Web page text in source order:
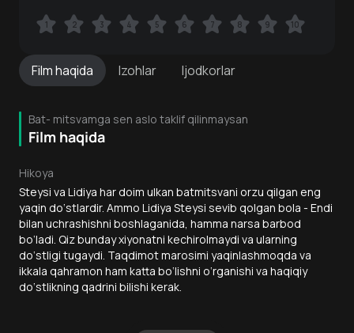
Filmhaqida Izohlar Ijodkorlar
Bat- mitsvamga sen aslo taklif qilinmaysan
Film haqida
Hikoya
Steysi va Lidiya har doim ulkan batmitsvani orzu qilgan eng
yaqin do‘stlardir. Ammo Lidiya Steysi sevib qolgan bola - Endi
bilan uchrashishni boshlaganida, hamma narsa barbod
bo‘ladi. Qiz bunday xiyonatni kechirolmaydi va ularning
do‘stligi tugaydi. Taqdimot marosimi yaqinlashmoqda va
ikkala qahramon ham katta bo‘lishni o‘rganishi va haqiqiy
do‘stlikning qadrini bilishi kerak.
1 2 3 4 5 6 7 8 9 10
1 2 3 4 5 6 7 8 9 10